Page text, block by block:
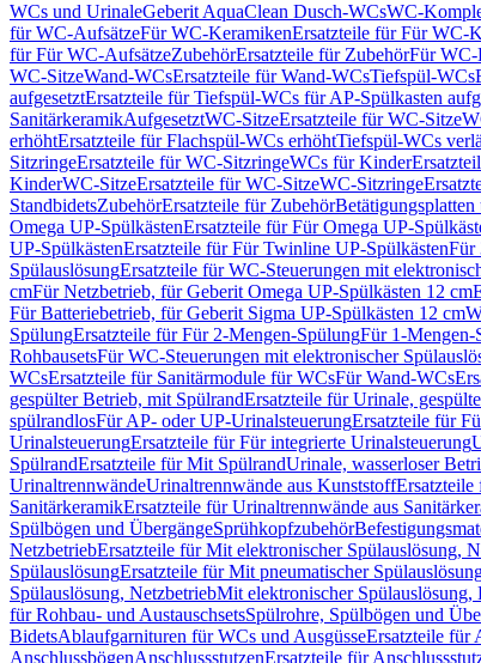
WCs und UrinaleGeberit AquaClean Dusch-WCsWC-
für WC-AufsätzeFür WC-KeramikenErsatzteile für Für WC-
für Für WC-AufsätzeZubehörErsatzteile für ZubehörFür WC-
WC-SitzeWand-WCsErsatzteile für Wand-WCsTiefspül-WCs
aufgesetztErsatzteile für Tiefspül-WCs für AP-Spülkasten
SanitärkeramikAufgesetztWC-SitzeErsatzteile für WC-Sitze
erhöhtErsatzteile für Flachspül-WCs erhöhtTiefspül-WCs
SitzringeErsatzteile für WC-SitzringeWCs für Kinder
KinderWC-SitzeErsatzteile für WC-SitzeWC-Sitzringe
StandbidetsZubehörErsatzteile für Zubehör
Omega UP-SpülkästenErsatzteile für Für Omega UP-
UP-SpülkästenErsatzteile für Für Twinline UP-SpülkästenFür
SpülauslösungErsatzteile für WC-Steuerungen mit
cmFür Netzbetrieb, für Geberit Omega UP-Spülkästen 12 cm
Für Batteriebetrieb, für Geberit Sigma UP-Spülkästen 12 cm
SpülungErsatzteile für Für 2-Mengen-SpülungFür 1-Mengen-
RohbausetsFür WC-Steuerungen mit elektronischer
WCsErsatzteile für Sanitärmodule für WCsFür Wand-WCs
gespülter Betrieb, mit SpülrandErsatzteile für Urinale,
spülrandlosFür AP- oder UP-UrinalsteuerungErsatzteile für
UrinalsteuerungErsatzteile für Für integrierte Urinalsteuerung
SpülrandErsatzteile für Mit SpülrandUrinale, wasserloser
UrinaltrennwändeUrinaltrennwände aus Kunststoff
SanitärkeramikErsatzteile für Urinaltrennwände aus
Spülbögen und ÜbergängeSprühkopfzubehör
NetzbetriebErsatzteile für Mit elektronischer Spülauslösung,
SpülauslösungErsatzteile für Mit pneumatischer
Spülauslösung, NetzbetriebMit elektronischer Spülauslösung,
für Rohbau- und AustauschsetsSpülrohre, Spülbögen und
BidetsAblaufgarnituren für WCs und AusgüsseErsatzteile für
AnschlussbögenAnschlussstutzenErsatzteile für